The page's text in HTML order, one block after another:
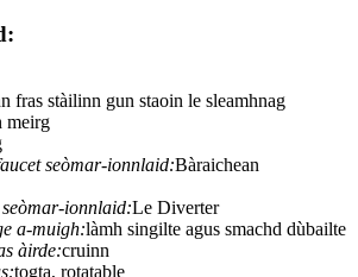
fras stàilinn gun staoin le sleamhnag
meirg
seòmar-ionnlaid:Bàraichean
ionnlaid:Le Diverter
a-muigh:làmh singilte agus smachd dùbailte
àirde:cruinn
togta, rotatable